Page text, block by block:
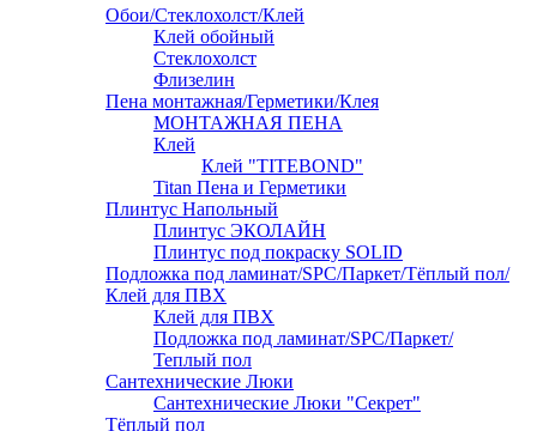
Обои/Стеклохолст/Клей
Клей обойный
Стеклохолст
Флизелин
Пена монтажная/Герметики/Клея
МОНТАЖНАЯ ПЕНА
Клей
Клей "TITEBOND"
Titan Пена и Герметики
Плинтус Напольный
Плинтус ЭКОЛАЙН
Плинтус под покраску SOLID
Подложка под ламинат/SPC/Паркет/Тёплый пол/
Клей для ПВХ
Клей для ПВХ
Подложка под ламинат/SPC/Паркет/
Теплый пол
Сантехнические Люки
Сантехнические Люки "Секрет"
Тёплый пол